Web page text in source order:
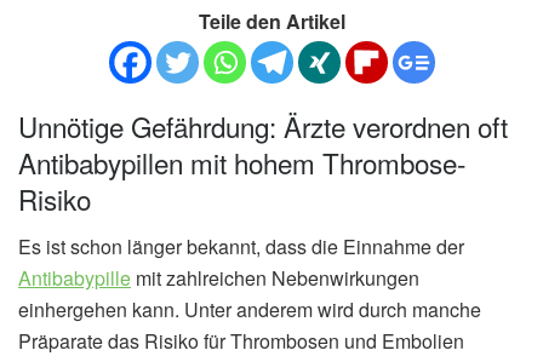
Teile den Artikel
Unnötige Gefährdung: Ärzte verordnen oft
Antibabypillen mit hohem Thrombose-
Risiko
Es ist schon länger bekannt, dass die Einnahme der
Antibabypille mit zahlreichen Nebenwirkungen
einhergehen kann. Unter anderem wird durch manche
Präparate das Risiko für Thrombosen und Embolien